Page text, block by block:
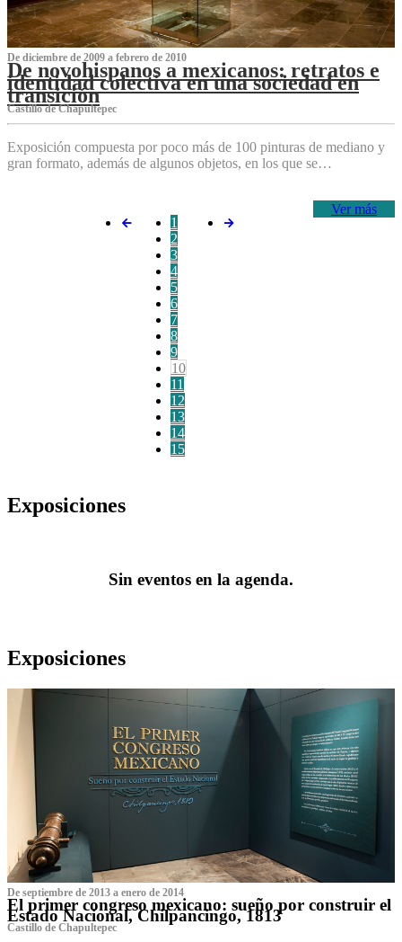
De diciembre de 2009 a febrero de 2010
De novohispanos a mexicanos: retratos e
identidad colectiva en una sociedad en
transición
Castillo de Chapultepec
Exposición compuesta por poco más de 100 pinturas de mediano y
gran formato, además de algunos objetos, en los que se…
Ver más
1
2
3
4
5
6
7
8
9
10
11
12
13
14
15
Exposiciones
Sin eventos en la agenda.
Exposiciones
De septiembre de 2013 a enero de 2014
El primer congreso mexicano: sueño por construir el
Estado Nacional, Chilpancingo, 1813
Castillo de Chapultepec